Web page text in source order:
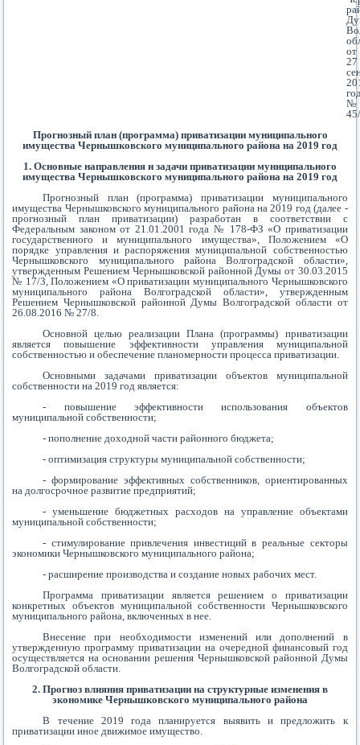
от
27
№
Прогнозный план (программа) приватизации муниципального
имущества Чернышковского муниципального района на 2019 год
1. Основные направления и задачи приватизации муниципального
имущества Чернышковского муниципального района на 2019 год
Прогнозный план (программа) приватизации муниципального
имущества Чернышковского муниципального района на 2019 год (далее -
прогнозный план приватизации) разработан в соответствии с
Федеральным законом от 21.01.2001 года № 178-ФЗ «О приватизации
государственного и муниципального имущества», Положением «О
порядке управления и распоряжения муниципальной собственностью
Чернышковского муниципального района Волгоградской области»,
утвержденным Решением Чернышковской районной Думы от 30.03.2015
№ 17/3, Положением «О приватизации муниципального Чернышковского
муниципального района Волгоградской области», утвержденным
Решением Чернышковской районной Думы Волгоградской области от
26.08.2016 № 27/8.
Основной целью реализации Плана (программы) приватизации
является повышение эффективности управления муниципальной
собственностью и обеспечение планомерности процесса приватизации.
Основными задачами приватизации объектов муниципальной
собственности на 2019 год является:
- повышение эффективности использования объектов
муниципальной собственности;
- пополнение доходной части районного бюджета;
- оптимизация структуры муниципальной собственности;
- формирование эффективных собственников, ориентированных
на долгосрочное развитие предприятий;
- уменьшение бюджетных расходов на управление объектами
муниципальной собственности;
- стимулирование привлечения инвестиций в реальные секторы
экономики Чернышковского муниципального района;
- расширение производства и создание новых рабочих мест.
Программа приватизации является решением о приватизации
конкретных объектов муниципальной собственности Чернышковского
муниципального района, включенных в нее.
Внесение при необходимости изменений или дополнений в
утвержденную программу приватизации на очередной финансовый год
осуществляется на основании решения Чернышковской районной Думы
Волгоградской области.
2. Прогноз влияния приватизации на структурные изменения в
экономике Чернышковского муниципального района
В течение 2019 года планируется выявить и предложить к
приватизации иное движимое имущество.